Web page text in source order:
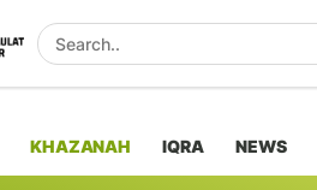
KHAZANAH IQRA NEWS